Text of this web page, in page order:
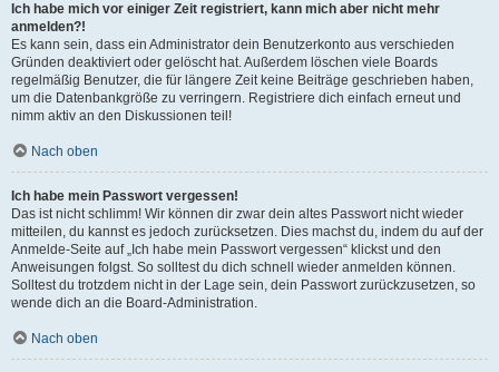
Ich habe mich vor einiger Zeit registriert, kann mich aber nicht mehr
anmelden?!
Es kann sein, dass ein Administrator dein Benutzerkonto aus verschieden
Gründen deaktiviert oder gelöscht hat. Außerdem löschen viele Boards
regelmäßig Benutzer, die für längere Zeit keine Beiträge geschrieben haben,
um die Datenbankgröße zu verringern. Registriere dich einfach erneut und
nimm aktiv an den Diskussionen teil!
Nach oben
Ich habe mein Passwort vergessen!
Das ist nicht schlimm! Wir können dir zwar dein altes Passwort nicht wieder
mitteilen, du kannst es jedoch zurücksetzen. Dies machst du, indem du auf der
Anmelde-Seite auf „Ich habe mein Passwort vergessen“ klickst und den
Anweisungen folgst. So solltest du dich schnell wieder anmelden können.
Solltest du trotzdem nicht in der Lage sein, dein Passwort zurückzusetzen, so
wende dich an die Board-Administration.
Nach oben